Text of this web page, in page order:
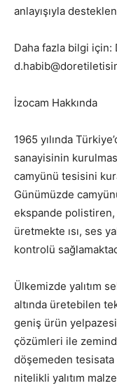
anlayışıyla
Daha fazla bilgi için:
İzocam Hakkında
1965 yılında
sanayisinin
camyünü tesisini
Günümüzde
ekspande
üretmekte ısı, ses
kontrolü
Ülkemizde yalıtım
altında üretebilen
geniş ürün
çözümleri ile
döşemeden tesisata
nitelikli yalıtım